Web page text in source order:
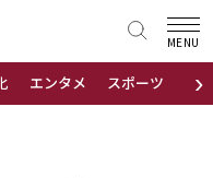
›
エンタメ スポーツ 地域
MENU